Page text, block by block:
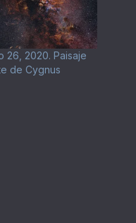
26, 2020. Paisaje
de Cygnus